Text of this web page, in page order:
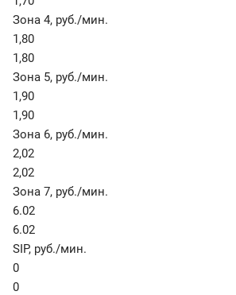
Зона 4, руб./мин.
1,80
1,80
Зона 5, руб./мин.
1,90
1,90
Зона 6, руб./мин.
2,02
2,02
Зона 7, руб./мин.
6.02
6.02
SIP, руб./мин.
0
0